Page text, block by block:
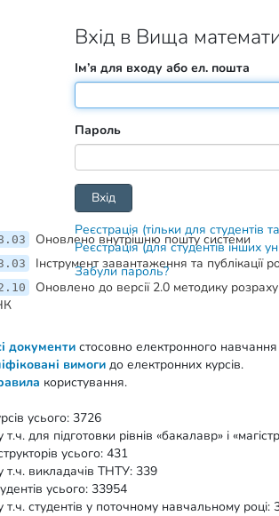
Вхід в Вища
Ім’я для входу або ел. пошта
Пароль
Реєстрація (тільки для студентів
Реєстрація (для студентів інших
Забули пароль?
Оновлено внутрішню пошту системи
Інструмент завантаження та публікації
Оновлено до версії 2.0 методику
документи стосовно електронного
вимоги до електронних курсів.
користування.
усього: 3726
т.ч. для підготовки рівнів «бакалавр» і
усього: 431
т.ч. викладачів ТНТУ: 339
усього: 33954
т.ч. студентів у поточному навчальному році: